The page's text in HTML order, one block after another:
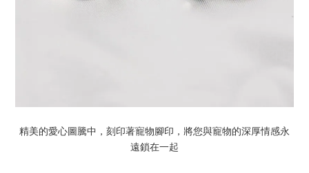
精美的愛心圖騰中，刻印著寵物腳印，將您與寵物的深厚情感永
遠鎖在一起